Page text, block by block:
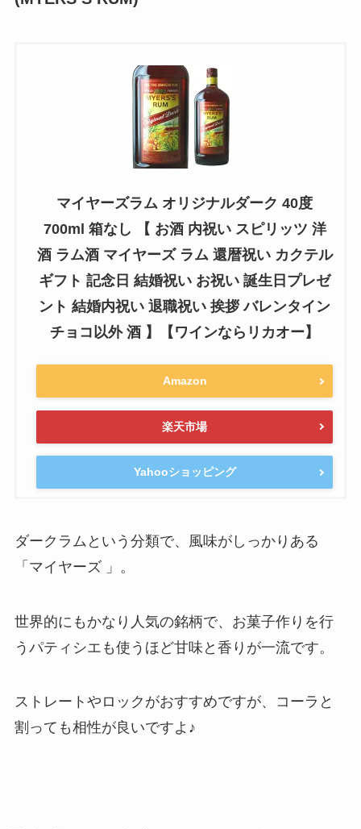
マイヤーズラム オリジナルダーク 40度
700ml 箱なし 【 お酒 内祝い スピリッツ 洋
酒 ラム酒 マイヤーズ ラム 還暦祝い カクテル
ギフト 記念日 結婚祝い お祝い 誕生日プレゼ
ント 結婚内祝い 退職祝い 挨拶 バレンタイン
チョコ以外 酒 】【ワインならリカオー】
Amazon
楽天市場
Yahooショッピング
ダークラムという分類で、風味がしっかりある
「マイヤーズ 」。
世界的にもかなり人気の銘柄で、お菓子作りを行
うパティシエも使うほど甘味と香りが一流です。
ストレートやロックがおすすめですが、コーラと
割っても相性が良いですよ♪